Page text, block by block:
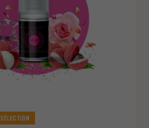
SÉLECTION